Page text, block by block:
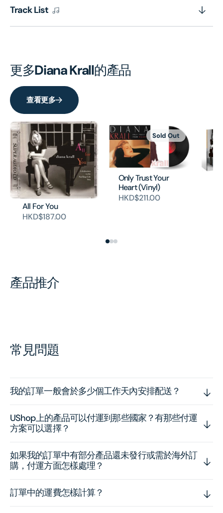
Track List
更多Diana Krall的產品
查看更多
All For You
HKD$187.00
Only Trust Your
Heart (Vinyl)
HKD$211.00
Sold Out
產品推介
常見問題
我的訂單一般會於多少個工作天內安排配送？
UShop上的產品可以付運到那些國家？有那些付運
方案可以選擇？
如果我的訂單中有部分產品還未發行或需於海外訂
購，付運方面怎樣處理？
訂單中的運費怎樣計算？